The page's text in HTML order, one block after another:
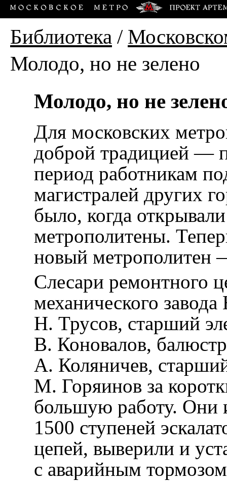
Библиотека /
Молодо, но не зелено
Молодо, но не
Для московских
доброй традицией —
период работникам
магистралей других
было, когда
метрополитены.
новый метрополитен
Слесари ремонтного
механического
Н. Трусов, старший
В. Коновалов,
А. Коляничев,
М. Горяинов за
большую работу. Они
1500 ступеней
цепей, выверили и
с аварийным